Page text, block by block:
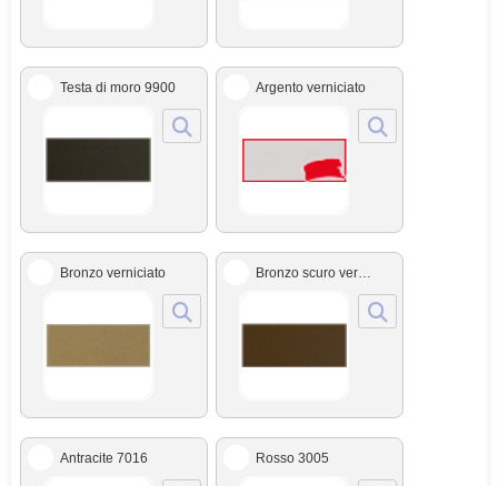
Testa di moro 9900 Argento verniciato
Bronzo verniciato Bronzo scuro verniciato
Antracite 7016 Rosso 3005